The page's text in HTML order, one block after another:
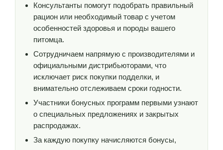
Консультанты помогут подобрать правильный
рацион или необходимый товар с учетом
особенностей здоровья и породы вашего
питомца.
Сотрудничаем напрямую с производителями и
официальными дистрибьюторами, что
исключает риск покупки подделки, и
внимательно отслеживаем сроки годности.
Участники бонусных программ первыми узнают
о специальных предложениях и закрытых
распродажах.
За каждую покупку начисляются бонусы,